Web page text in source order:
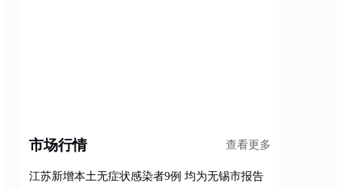
市场行情 查看更多
江苏新增本土无症状感染者9例 均为无锡市报告